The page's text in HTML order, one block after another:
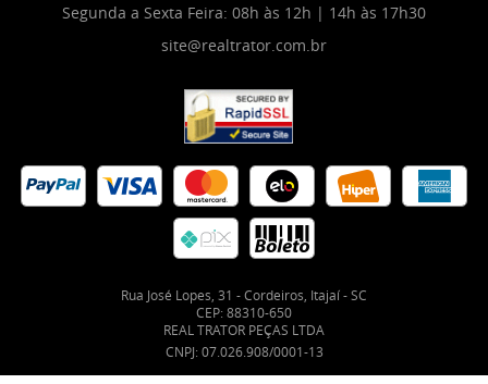
Segunda a Sexta Feira: 08h às 12h | 14h às 17h30
site@realtrator.com.br
Rua José Lopes, 31 -Cordeiros, Itajaí-SC
CEP: 88310-650
REAL TRATOR PEÇAS LTDA
CNPJ: 07.026.908/0001-13